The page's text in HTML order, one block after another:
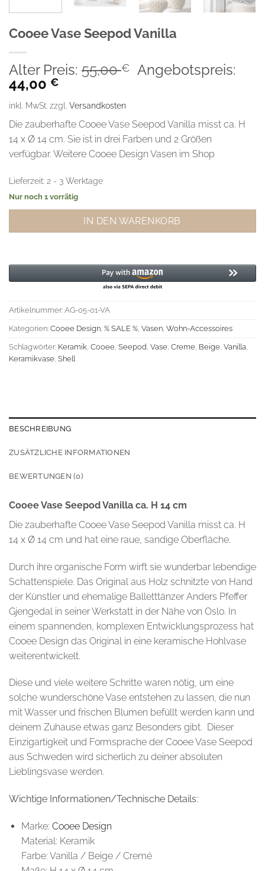
Cooee Vase Seepod Vanilla
Alter Preis: 55,00€
Ursprünglicher
Preis
Angebotspreis:
44,00 €Aktueller
Preis
ist:
44,00 €.
inkl. MwSt. zzgl. Versandkosten
Die zauberhafte Cooee Vase Seepod Vanilla misst ca. H
14 x Ø 14 cm. Sie ist in drei Farben und 2 Größen
verfügbar. Weitere Cooee Design Vasen im Shop
Lieferzeit: 2 - 3 Werktage
Nur noch 1 vorrätig
IN DEN WARENKORB
Artikelnummer: AG-05-01-VA
Kategorien: Cooee Design, % SALE %, Vasen, Wohn-Accessoires
Schlagwörter: Keramik, Cooee, Seepod, Vase, Creme, Beige, Vanilla,
Keramikvase, Shell
BESCHREIBUNG
ZUSÄTZLICHE INFORMATIONEN
BEWERTUNGEN (0)
Cooee Vase Seepod Vanilla ca. H 14 cm
Die zauberhafte Cooee Vase Seepod Vanilla misst ca. H
14 x Ø 14 cm und hat eine raue, sandige Oberfläche.
Durch ihre organische Form wirft sie wunderbar lebendige
Schattenspiele. Das Original aus Holz schnitzte von Hand
der Künstler und ehemalige Balletttänzer Anders Pfeffer
Gjengedal in seiner Werkstatt in der Nähe von Oslo. In
einem spannenden, komplexen Entwicklungsprozess hat
Cooee Design das Original in eine keramische Hohlvase
weiterentwickelt.
Diese und viele weitere Schritte waren nötig, um eine
solche wunderschöne Vase entstehen zu lassen, die nun
mit Wasser und frischen Blumen befüllt werden kann und
deinem Zuhause etwas ganz Besonders gibt. Dieser
Einzigartigkeit und Formsprache der Cooee Vase Seepod
aus Schweden wird sicherlich zu deiner absoluten
Lieblingsvase werden.
Wichtige Informationen/Technische Details:
Marke: Cooee Design
Material: Keramik
Farbe: Vanilla / Beige / Cremé